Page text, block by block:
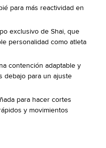
para más reactividad en
exclusivo de Shai, que
personalidad como atleta
contención adaptable y
debajo para un ajuste
para hacer cortes
y movimientos